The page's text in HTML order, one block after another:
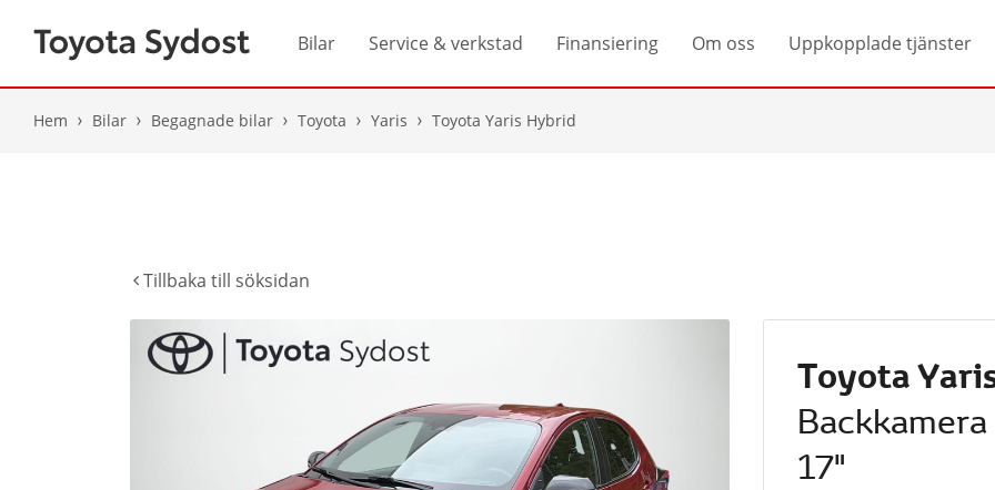
Bilar Service & verkstad Finansiering Om oss Uppkopplade tjänster
Hem Bilar Begagnade bilar Toyota Yaris Toyota Yaris Hybrid
Tillbaka till söksidan
Toyota
17"